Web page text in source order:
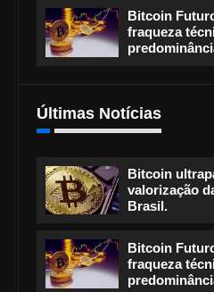
Bitcoin
fraqueza
Últimas Notícias
Bitcoin
valorização
Brasil.
Bitcoin
fraqueza